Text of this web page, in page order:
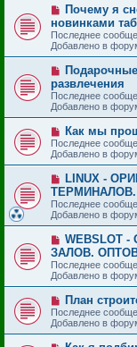
Н
в
о
е
с
о
б
щ
н
и
е
Почему я
новинками
Последнее
Добавлено в
Н
в
о
е
с
о
б
щ
е
н
и
е
развлечения
Последнее
Добавлено в
Н
о
в
о
е
с
о
о
б
щ
е
н
и
е
Как мы
Последнее
Добавлено в
Н
о
в
о
е
с
о
о
б
щ
н
и
е
LINUX -
Последнее
Добавлено в
Н
о
в
о
е
с
о
б
щ
е
WEBSLOT
ЗАЛОВ.
Последнее
Добавлено в
Н
о
в
о
е
План
Последнее
Добавлено в
Н